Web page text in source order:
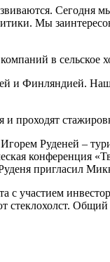
Мы
в
и Финляндией.
проходят
Руденей –
конференция
пригласил
с участием